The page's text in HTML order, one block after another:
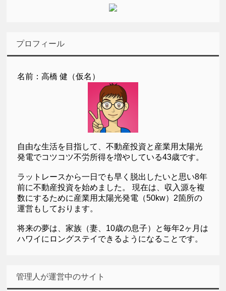
プロフィール
名前：高橋 健（仮名）
自由な生活を目指して、不動産投資と産業用太陽光
発電でコツコツ不労所得を増やしている43歳です。
ラットレースから一日でも早く脱出したいと思い8年
前に不動産投資を始めました。 現在は、収入源を複
数にするために産業用太陽光発電（50kw）2箇所の
運営もしております。
将来の夢は、家族（妻、10歳の息子）と毎年2ヶ月は
ハワイにロングステイできるようになることです。
管理人が運営中のサイト